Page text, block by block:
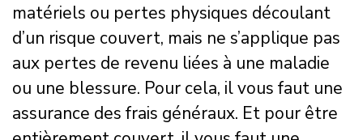
matériels ou pertes physiques découlant
d’un risque couvert, mais ne s’applique pas
aux pertes de revenu liées à une maladie
ou une blessure. Pour cela, il vous faut une
assurance des frais généraux. Et pour être